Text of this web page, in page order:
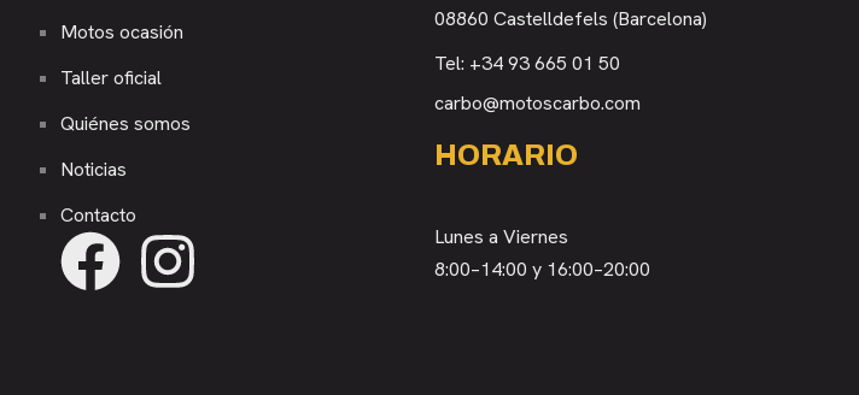
Motos ocasión
Taller oficial
Quiénes somos
Noticias
Contacto
08860 Castelldefels (Barcelona)
Tel: +34 93 665 01 50
carbo@motoscarbo.com
HORARIO
Lunes a Viernes
8:00–14:00 y 16:00–20:00